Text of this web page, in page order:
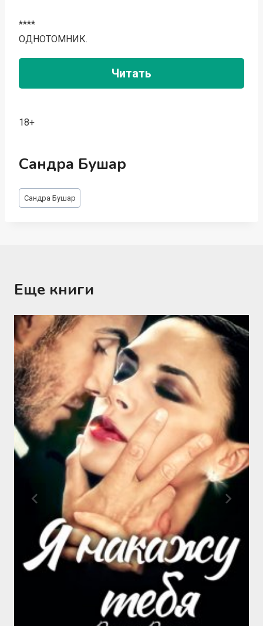
****
ОДНОТОМНИК.
Читать
18+
Сандра Бушар
Метки
записи:
Сандра Бушар
Еще книги